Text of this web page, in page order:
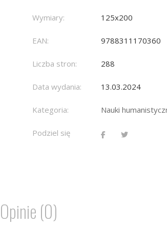
Wymiary: 125x200
EAN: 9788311170360
Liczba stron: 288
Data wydania: 13.03.2024
Kategoria: Nauki
Podziel się
Opinie (0)